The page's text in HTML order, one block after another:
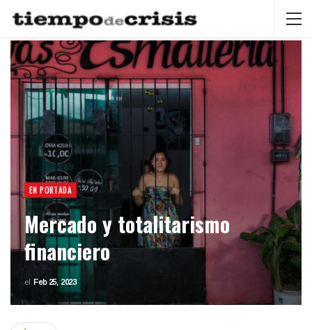
EN PORTADA
Mercado y totalitarismo
financiero
el Feb 25, 2023